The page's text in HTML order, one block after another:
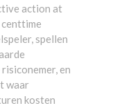
action at
spellen
en
waar
kosten